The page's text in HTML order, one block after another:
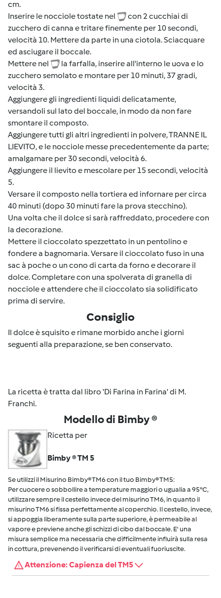
cm.
Inserire le nocciole tostate nel
con 2 cucchiai di
zucchero di canna e tritare finemente per 10 secondi,
velocità 10. Mettere da parte in una ciotola. Sciacquare
ed asciugare il boccale.
Mettere nel
la farfalla, inserire all'interno le uova e lo
zucchero semolato e montare per 10 minuti, 37 gradi,
velocità 3.
Aggiungere gli ingredienti liquidi delicatamente,
versandoli sul lato del boccale, in modo da non fare
smontare il composto.
Aggiungere tutti gli altri ingredienti in polvere, TRANNE IL
LIEVITO, e le nocciole messe precedentemente da parte;
amalgamare per 30 secondi, velocità 6.
Aggiungere il lievito e mescolare per 15 secondi, velocità
5.
Versare il composto nella tortiera ed infornare per circa
40 minuti (dopo 30 minuti fare la prova stecchino).
Una volta che il dolce si sarà raffreddato, procedere con
la decorazione.
Mettere il cioccolato spezzettato in un pentolino e
fondere a bagnomaria. Versare il cioccolato fuso in una
sac à poche o un cono di carta da forno e decorare il
dolce. Completare con una spolverata di granella di
nocciole e attendere che il cioccolato sia solidificato
prima di servire.
Consiglio
Il dolce è squisito e rimane morbido anche i giorni
seguenti alla preparazione, se ben conservato.
La ricetta è tratta dal libro 'Di Farina in Farina' di M.
Franchi.
Modello di Bimby ®
Ricetta per
Bimby ® TM 5
Se utilizzi il Misurino Bimby® TM6 con il tuo Bimby® TM5:
Per cuocere o sobbollire a temperature maggiori o ugualia a 95°C,
utilizzare sempre il cestello invece del misurino TM6, in quanto il
misurino TM6 si fissa perfettamente al coperchio. Il cestello, invece,
si appoggia liberamente sulla parte superiore, è permeabile al
vapore e previene anche gli schizzi di cibo dal boccale. E' una
misura semplice ma necessaria che difficilmente influirà sulla resa
in cottura, prevenendo il verificarsi di eventuali fuoriuscite.
Attenzione: Capienza del TM5